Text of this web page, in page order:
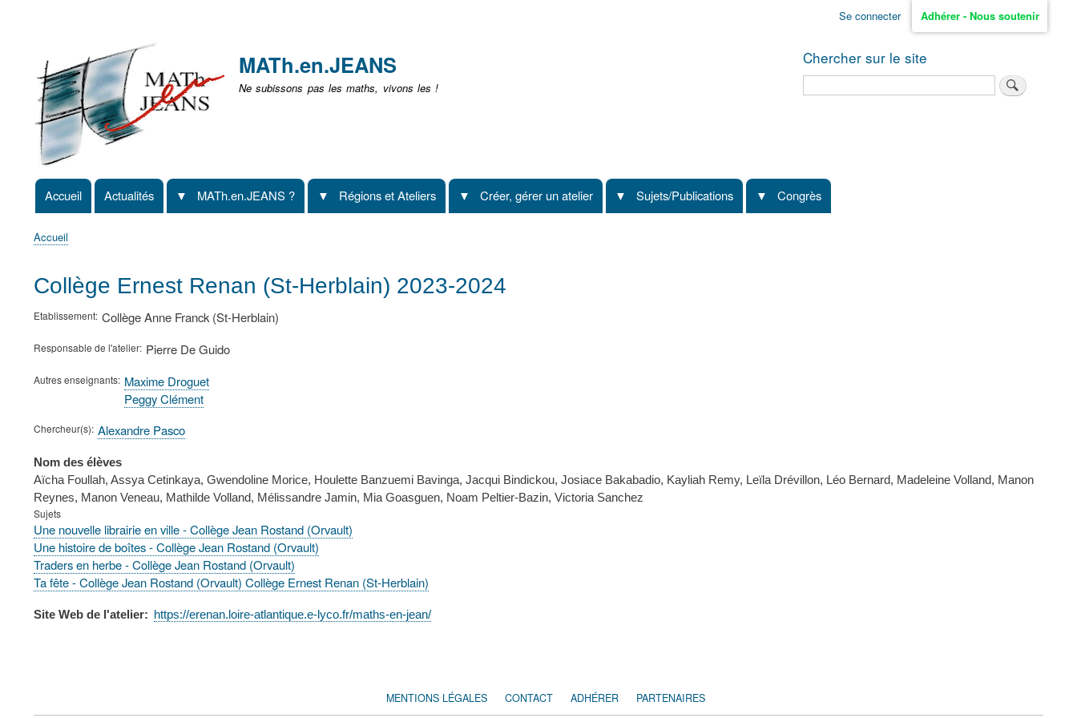
non
identifié
Se connecter Adhérer - Nous soutenir
MATh.en.JEANS
Ne subissons pas les maths, vivons les !
Chercher sur le site
Navigation
principale
Accueil Actualités MATh.en.JEANS ? Régions et Ateliers Créer, gérer un atelier Sujets/Publications Congrès
d'Ariane
Accueil
Collège Ernest Renan (St-Herblain) 2023-2024
Etablissement Collège Anne Franck (St-Herblain)
Responsable de l'atelier Pierre De Guido
Autres enseignants Maxime Droguet
Peggy Clément
Chercheur(s) Alexandre Pasco
Nom des élèves
Aïcha Foullah, Assya Cetinkaya, Gwendoline Morice, Houlette Banzuemi Bavinga, Jacqui Bindickou, Josiace Bakabadio, Kayliah Remy, Leïla Drévillon, Léo Bernard, Madeleine Volland, Manon
Reynes, Manon Veneau, Mathilde Volland, Mélissandre Jamin, Mia Goasguen, Noam Peltier-Bazin, Victoria Sanchez
Sujets
Une nouvelle librairie en ville - Collège Jean Rostand (Orvault)
Une histoire de boîtes - Collège Jean Rostand (Orvault)
Traders en herbe - Collège Jean Rostand (Orvault)
Ta fête - Collège Jean Rostand (Orvault) Collège Ernest Renan (St-Herblain)
Site Web de l'atelier https://erenan.loire-atlantique.e-lyco.fr/maths-en-jean/
FOOTER
MENTIONS LÉGALES CONTACT ADHÉRER PARTENAIRES